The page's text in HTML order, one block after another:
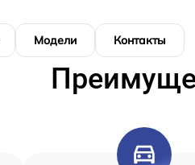
Модели Контакты